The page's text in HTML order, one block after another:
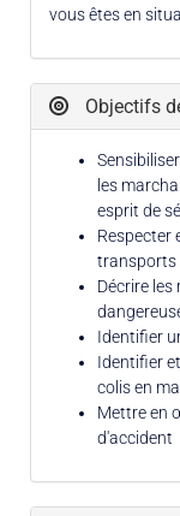
vous êtes en
Objectifs
les
esprit de
Respecter
transports
Décrire
Identifier
Identifier
colis en
Mettre en
d'accident